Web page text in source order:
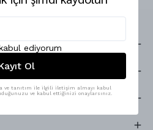
ediyorum
Ol
ve tanıtım ile ilgili iletişim almayı kabul
ve kabul ettiğinizi onaylarsınız.